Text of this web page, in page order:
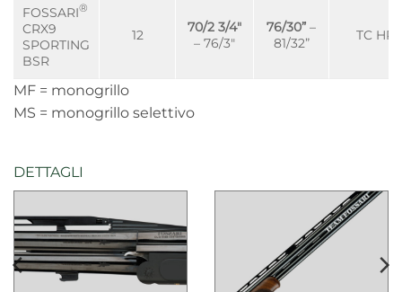
FOSSARI®
CRX9
SPORTING
BSR
12
70/2 3/4″
– 76/3″
76/30” –
81/32”
TC
MF = monogrillo
MS = monogrillo selettivo
DETTAGLI